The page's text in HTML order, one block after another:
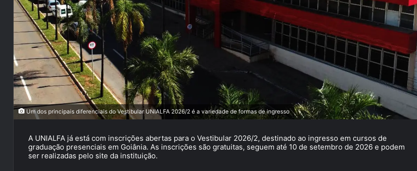
Um dos principais diferenciais do Vestibular UNIALFA 2026/2 é a variedade de formas de ingresso
A UNIALFA já está com inscrições abertas para o Vestibular 2026/2, destinado ao ingresso em cursos de
graduação presenciais em Goiânia. As inscrições são gratuitas, seguem até 10 de setembro de 2026 e podem
ser realizadas pelo site da instituição.